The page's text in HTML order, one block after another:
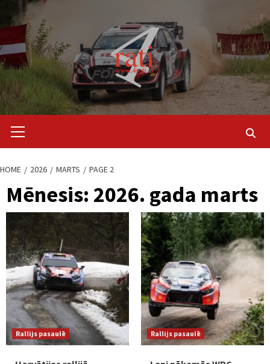
content
Menu
HOME 2026 MARTS PAGE 2
Mēnesis: 2026. gada marts
Rallijs pasaulē Rallijs pasaulē